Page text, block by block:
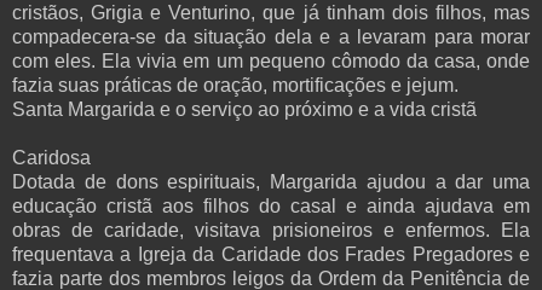
cristãos, Grigia e Venturino, que já tinham dois filhos, mas
compadecera-se da situação dela e a levaram para morar
com eles. Ela vivia em um pequeno cômodo da casa, onde
fazia suas práticas de oração, mortificações e jejum.
Santa Margarida e o serviço ao próximo e a vida cristã
Caridosa
Dotada de dons espirituais, Margarida ajudou a dar uma
educação cristã aos filhos do casal e ainda ajudava em
obras de caridade, visitava prisioneiros e enfermos. Ela
frequentava a Igreja da Caridade dos Frades Pregadores e
fazia parte dos membros leigos da Ordem da Penitência de